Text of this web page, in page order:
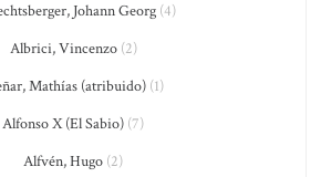
Johann Georg (4)
Albrici, Vincenzo(2)
Mathías (atribuido) (1)
Alfonso X (El Sabio) (7)
Alfvén, Hugo (2)